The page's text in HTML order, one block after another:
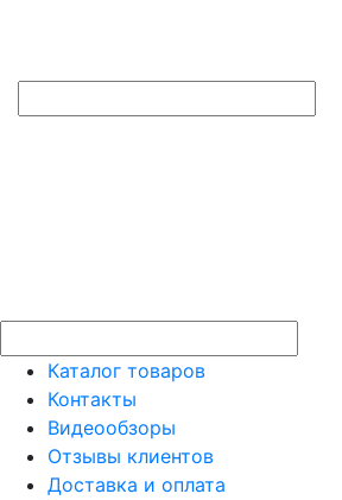
Каталог товаров
Контакты
Видеообзоры
Отзывы клиентов
Доставка и оплата